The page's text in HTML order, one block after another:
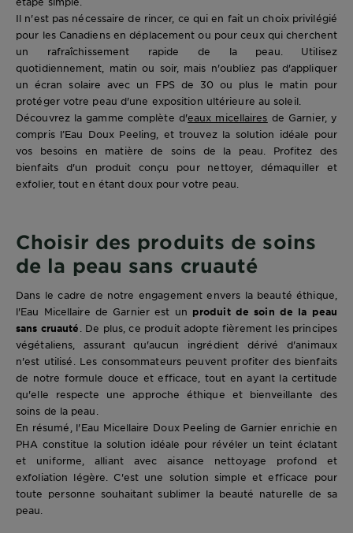
Il n'est pas nécessaire de rincer, ce qui en fait un choix privilégié
pour les Canadiens en déplacement ou pour ceux qui cherchent
un rafraîchissement rapide de la peau. Utilisez
quotidiennement, matin ou soir, mais n'oubliez pas d'appliquer
un écran solaire avec un FPS de 30 ou plus le matin pour
protéger votre peau d'une exposition ultérieure au soleil.
Découvrez la gamme complète d'eaux micellaires de Garnier, y
compris l’Eau Doux Peeling, et trouvez la solution idéale pour
vos besoins en matière de soins de la peau. Profitez des
bienfaits d'un produit conçu pour nettoyer, démaquiller et
exfolier, tout en étant doux pour votre peau.
Choisir des produits de soins
de la peau sans cruauté
Dans le cadre de notre engagement envers la beauté éthique,
l'Eau Micellaire de Garnier est un produit de soin de la peau
sans cruauté . De plus, ce produit adopte fièrement les principes
végétaliens, assurant qu'aucun ingrédient dérivé d'animaux
n'est utilisé. Les consommateurs peuvent profiter des bienfaits
de notre formule douce et efficace, tout en ayant la certitude
qu'elle respecte une approche éthique et bienveillante des
soins de la peau.
En résumé, l'Eau Micellaire Doux Peeling de Garnier enrichie en
PHA constitue la solution idéale pour révéler un teint éclatant
et uniforme, alliant avec aisance nettoyage profond et
exfoliation légère. C'est une solution simple et efficace pour
toute personne souhaitant sublimer la beauté naturelle de sa
peau.